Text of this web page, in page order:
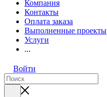
Компания
Контакты
Оплата заказа
Выполненные проекты
Услуги
...
Войти